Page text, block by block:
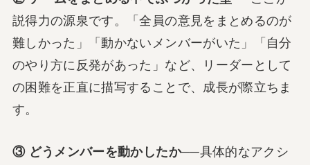
説得力の源泉です。「全員の意見をまとめるのが
難しかった」「動かないメンバーがいた」「自分
のやり方に反発があった」など、リーダーとして
の困難を正直に描写することで、成長が際立ちま
す。
③ どうメンバーを動かしたか──具体的なアクシ